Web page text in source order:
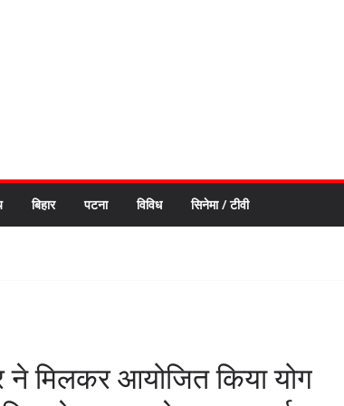
बिहार पटना विविध सिनेमा / टीवी
मिलकर आयोजित किया योग